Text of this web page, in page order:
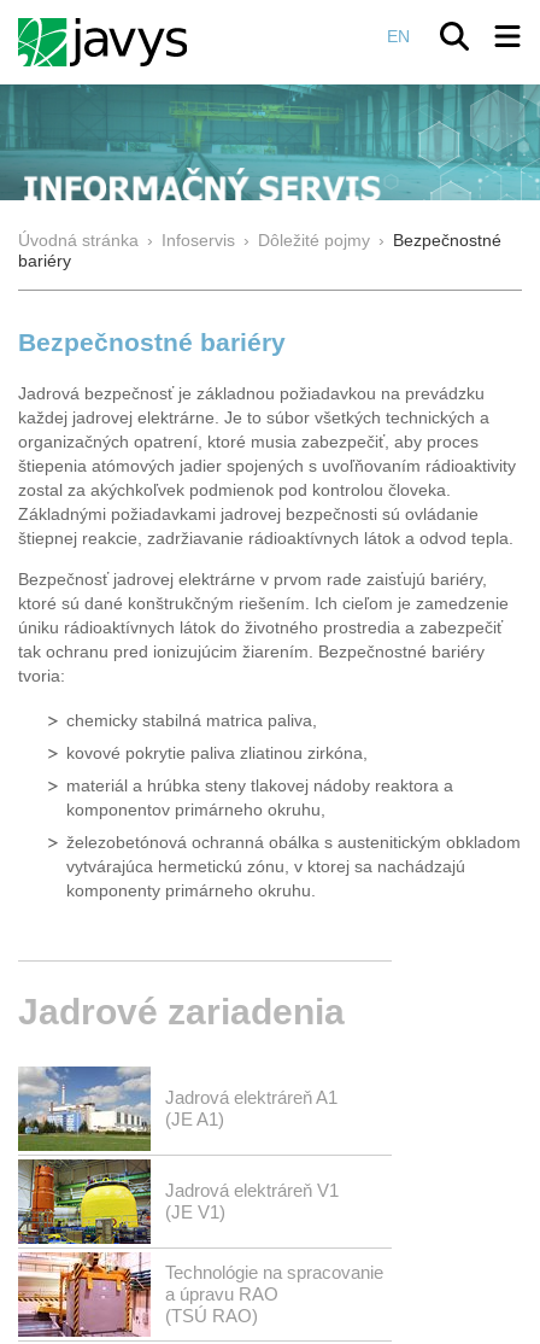
EN
Úvodná stránka › Infoservis › Dôležité pojmy › Bezpečnostné
bariéry
Bezpečnostné bariéry
Jadrová bezpečnosť je základnou požiadavkou na prevádzku
každej jadrovej elektrárne. Je to súbor všetkých technických a
organizačných opatrení, ktoré musia zabezpečiť, aby proces
štiepenia atómových jadier spojených s uvoľňovaním rádioaktivity
zostal za akýchkoľvek podmienok pod kontrolou človeka.
Základnými požiadavkami jadrovej bezpečnosti sú ovládanie
štiepnej reakcie, zadržiavanie rádioaktívnych látok a odvod tepla.
Bezpečnosť jadrovej elektrárne v prvom rade zaisťujú bariéry,
ktoré sú dané konštrukčným riešením. Ich cieľom je zamedzenie
úniku rádioaktívnych látok do životného prostredia a zabezpečiť
tak ochranu pred ionizujúcim žiarením. Bezpečnostné bariéry
tvoria:
chemicky stabilná matrica paliva,
kovové pokrytie paliva zliatinou zirkóna,
materiál a hrúbka steny tlakovej nádoby reaktora a
komponentov primárneho okruhu,
železobetónová ochranná obálka s austenitickým obkladom
vytvárajúca hermetickú zónu, v ktorej sa nachádzajú
komponenty primárneho okruhu.
Jadrové zariadenia
Jadrová elektráreň A1
(JE A1)
Jadrová elektráreň V1
(JE V1)
Technológie na spracovanie
a úpravu RAO
(TSÚ RAO)